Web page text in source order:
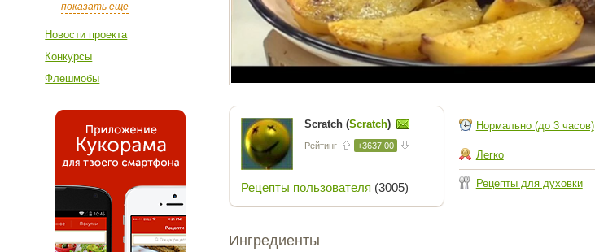
показать еще
Новости проекта
Конкурсы
Флешмобы
Scratch (Scratch)
Рейтинг +3637.00
Рецепты пользователя (3005)
Нормально (до 3 часов)
Легко
Рецепты для духовки
Ингредиенты